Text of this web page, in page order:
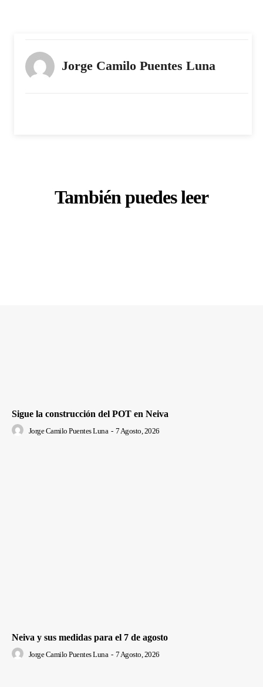
Jorge Camilo Puentes Luna
También puedes leer
Sigue la construcción del POT en Neiva
Jorge Camilo Puentes Luna - 7 Agosto, 2026
Neiva y sus medidas para el 7 de agosto
Jorge Camilo Puentes Luna - 7 Agosto, 2026